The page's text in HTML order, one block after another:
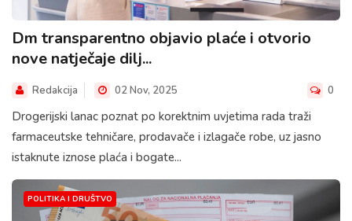
Dm transparentno objavio plaće i otvorio
nove natječaje dilj...
Redakcija 02 Nov, 2025 0
Drogerijski lanac poznat po korektnim uvjetima rada traži
farmaceutske tehničare, prodavače i izlagače robe, uz jasno
istaknute iznose plaća i bogate...
POLITIKA I DRUŠTVO